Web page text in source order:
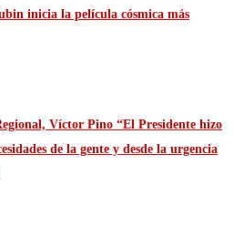
inicia la película cósmica más
Víctor Pino “El Presidente hizo
de la gente y desde la urgencia